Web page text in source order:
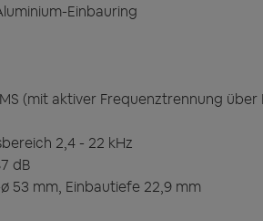
Einbauring
(mit aktiver Frequenztrennung
2,4 - 22 kHz
dB
53 mm, Einbautiefe 22,9 mm